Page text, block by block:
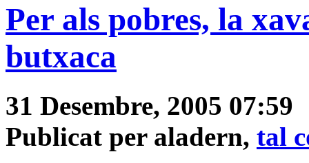
Per als pobres, la
butxaca
31 Desembre, 2005 07:59
Publicat per aladern, tal